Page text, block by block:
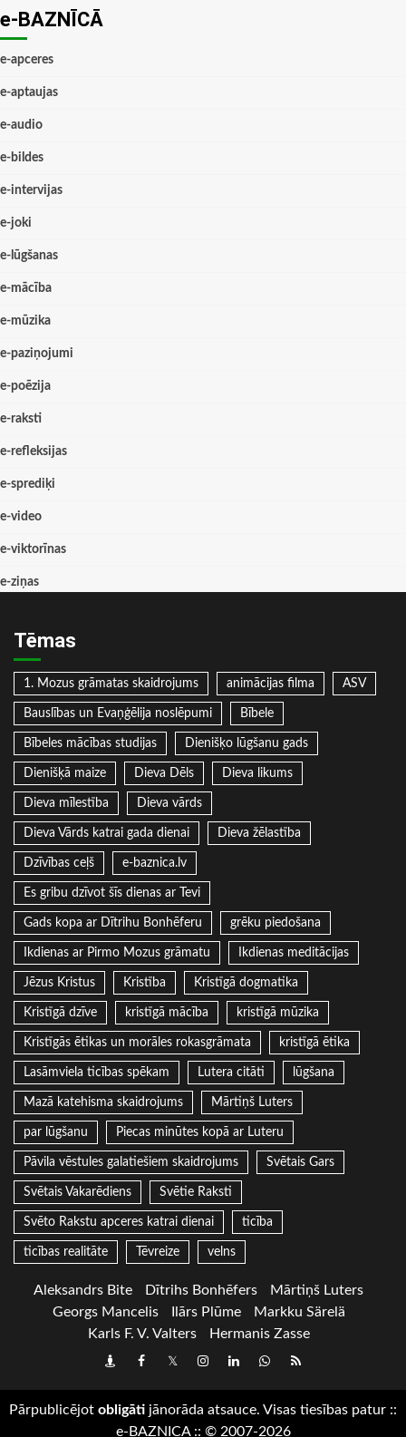
e-BAZNĪCĀ
e-apceres
e-aptaujas
e-audio
e-bildes
e-intervijas
e-joki
e-lūgšanas
e-mācība
e-mūzika
e-paziņojumi
e-poēzija
e-raksti
e-refleksijas
e-sprediķi
e-video
e-viktorīnas
e-ziņas
Tēmas
1. Mozus grāmatas skaidrojums animācijas filma ASV
Bauslības un Evaņģēlija noslēpumi Bībele
Bībeles mācības studijas Dienišķo lūgšanu gads
Dienišķā maize Dieva Dēls Dieva likums
Dieva mīlestība Dieva vārds
Dieva Vārds katrai gada dienai Dieva žēlastība
Dzīvības ceļš e-baznica.lv
Es gribu dzīvot šīs dienas ar Tevi
Gads kopa ar Dītrihu Bonhēferu grēku piedošana
Ikdienas ar Pirmo Mozus grāmatu Ikdienas meditācijas
Jēzus Kristus Kristība Kristīgā dogmatika
Kristīgā dzīve kristīgā mācība kristīgā mūzika
Kristīgās ētikas un morāles rokasgrāmata kristīgā ētika
Lasāmviela ticības spēkam Lutera citāti lūgšana
Mazā katehisma skaidrojums Mārtiņš Luters
par lūgšanu Piecas minūtes kopā ar Luteru
Pāvila vēstules galatiešiem skaidrojums Svētais Gars
Svētais Vakarēdiens Svētie Raksti
Svēto Rakstu apceres katrai dienai ticība
ticības realitāte Tēvreize velns
Aleksandrs Bite Dītrihs Bonhēfers
Mārtiņš Luters
Georgs Mancelis
Ilārs Plūme
Markku Särelä
Karls F. V. Valters
Hermanis Zasse
DraugiemFacebook
TwitterInstagram
LinkedInwhatsapp
RSS
Pārpublicējot obligāti jānorāda atsauce. Visas tiesības patur ::
e-BAZNICA:: © 2007-2026